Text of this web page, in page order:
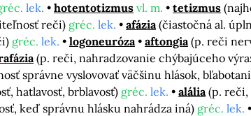
lek. hotentotizmus vl. m. tetizmus
reči) gréc. lek. afázia (čiastočná al.
gréc. lek. logoneuróza aftongia (p. reči
(p. reči, nahradzovanie chýbajúceho
správne vyslovovať väčšinu hlások,
hatlavosť, brblavosť) gréc. lek. alália (p. reči,
keď správnu hlásku nahrádza iná) gréc. lek.